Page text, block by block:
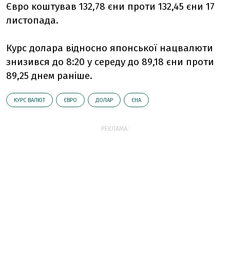
Євро коштував 132,78 єни проти 132,45 єни 17
листопада.
Курс долара відносно японської нацвалюти
знизився до 8:20 у середу до 89,18 єни проти
89,25 днем раніше.
КУРС ВАЛЮТ ЄВРО ДОЛАР ЄНА
РЕКЛАМА: